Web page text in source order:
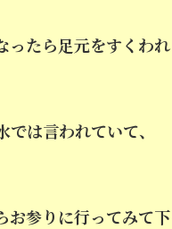
ったら足元をすくわれ
では言われていて、
お参りに行ってみて下